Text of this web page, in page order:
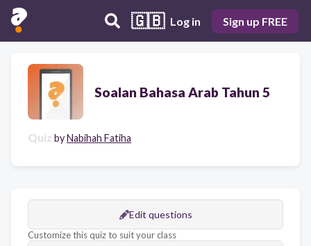
🇬🇧 Log in Sign up FREE
Soalan Bahasa Arab Tahun 5
Quiz byNabihah Fatiha
Edit questions
Customize this quiz to suit your class